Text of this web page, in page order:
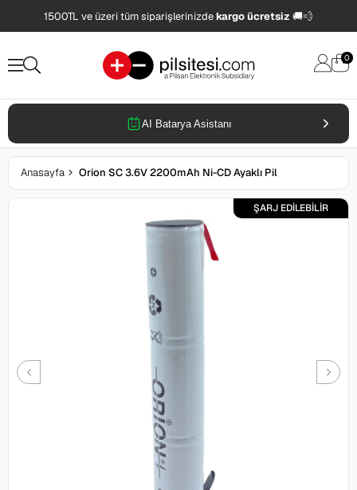
1500TL ve üzeri tüm siparişlerinizdekargo ücretsiz 🚚💨
0
AI Batarya Asistanı
Anasayfa Orion SC 3.6V 2200mAh Ni-CD Ayaklı Pil
ŞARJ EDİLEBİLİR